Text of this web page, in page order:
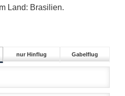
Land: Brasilien.
nur Hinflug Gabelflug